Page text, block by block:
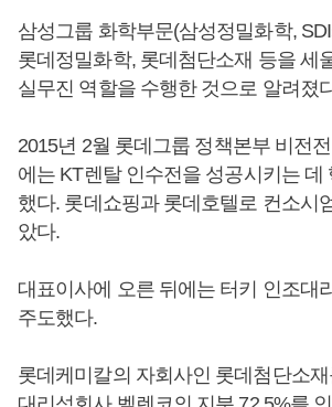
삼성그룹 화학부문(삼성정밀화학,
롯데정밀화학, 롯데첨단소재 등을 세
실무진 역할을 수행한 것으로 알려졌
2015년 2월 롯데그룹 정책본부 비전
에는 KT렌탈 인수전을 성공시키는 데
했다. 롯데쇼핑과 롯데호텔로 컨소시
았다.
대표이사에 오른 뒤에는 터키 인조대
주도했다.
롯데케미칼의 자회사인 롯데첨단소